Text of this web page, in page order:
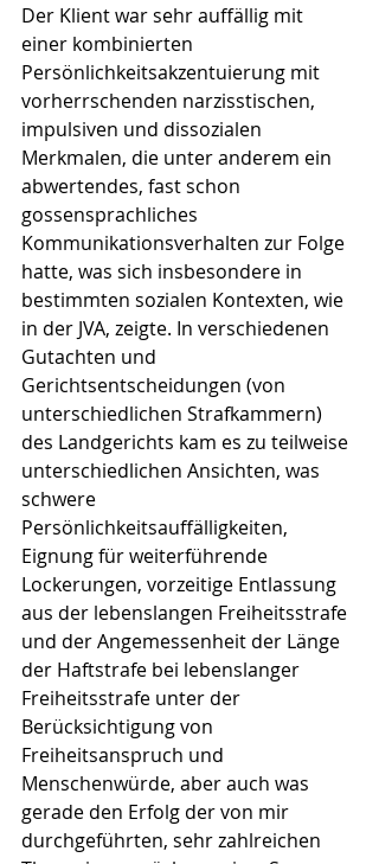
Der Klient war sehr auffällig mit
einer kombinierten
Persönlichkeitsakzentuierung mit
vorherrschenden narzisstischen,
impulsiven und dissozialen
Merkmalen, die unter anderem ein
abwertendes, fast schon
gossensprachliches
Kommunikationsverhalten zur Folge
hatte, was sich insbesondere in
bestimmten sozialen Kontexten, wie
in der JVA, zeigte. In verschiedenen
Gutachten und
Gerichtsentscheidungen (von
unterschiedlichen Strafkammern)
des Landgerichts kam es zu teilweise
unterschiedlichen Ansichten, was
schwere
Persönlichkeitsauffälligkeiten,
Eignung für weiterführende
Lockerungen, vorzeitige Entlassung
aus der lebenslangen Freiheitsstrafe
und der Angemessenheit der Länge
der Haftstrafe bei lebenslanger
Freiheitsstrafe unter der
Berücksichtigung von
Freiheitsanspruch und
Menschenwürde, aber auch was
gerade den Erfolg der von mir
durchgeführten, sehr zahlreichen